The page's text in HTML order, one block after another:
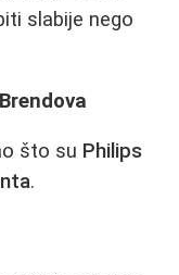
slabije nego
što su Philips
.